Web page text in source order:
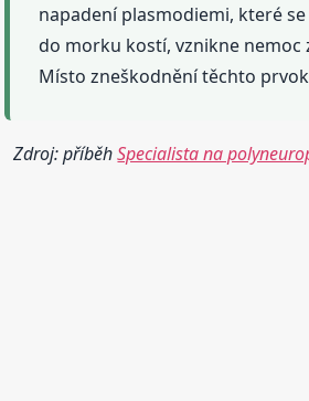
napadení plasmodiemi, které
do morku kostí, vznikne nemoc
Místo zneškodnění těchto
Zdroj: příběhSpecialista na